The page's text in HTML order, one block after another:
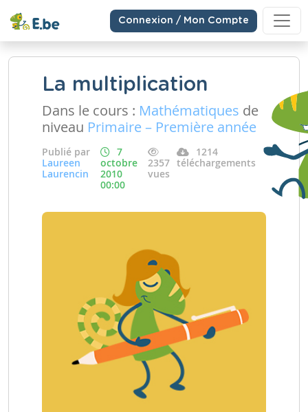
Connexion / Mon Compte
La multiplication
Dans le cours : Mathématiques de
niveau Primaire – Première année
Publié par
Laureen
Laurencin
7
octobre
2010
00:00
2357
vues
1214
téléchargements